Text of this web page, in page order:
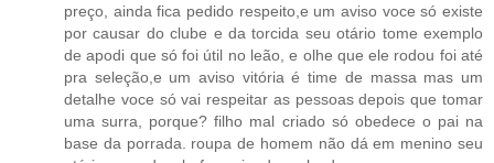
preço, ainda fica pedido respeito,e um aviso voce só existe
por causar do clube e da torcida seu otário tome exemplo
de apodi que só foi útil no leão, e olhe que ele rodou foi até
pra seleção,e um aviso vitória é time de massa mas um
detalhe voce só vai respeitar as pessoas depois que tomar
uma surra, porque? filho mal criado só obedece o pai na
base da porrada. roupa de homem não dá em menino seu